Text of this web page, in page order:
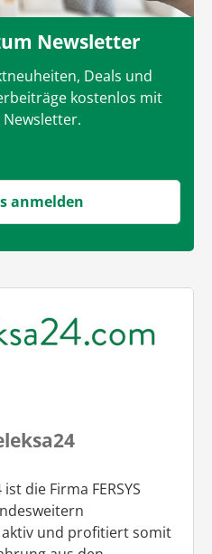
Newsletter
Deals und
kostenlos mit
anmelden
die Firma FERSYS
und profitiert somit